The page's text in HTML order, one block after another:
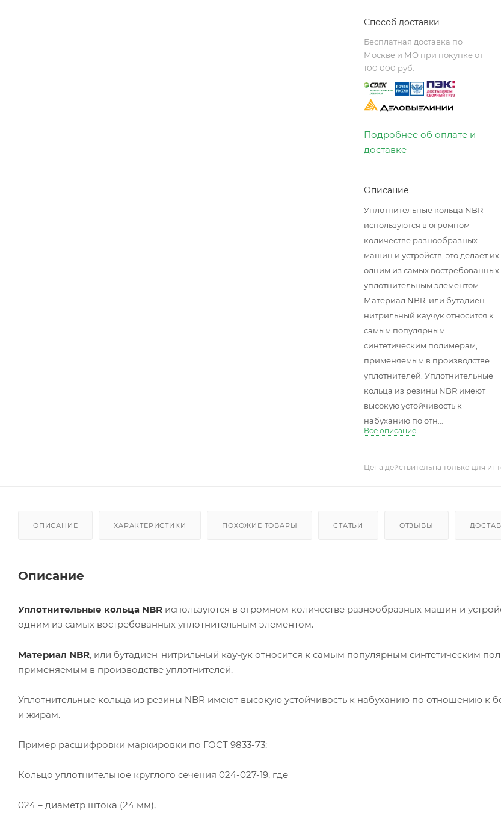
Способ доставки
Бесплатная доставка по
Москве и МО при покупке от
100 000 руб.
Подробнее об оплате и
доставке
Описание
Уплотнительные кольца NBR
используются в огромном
количестве разнообразных
машин и устройств, это делает их
одним из самых востребованных
уплотнительным элементом.
Материал NBR, или бутадиен-
нитрильный каучук относится к
самым популярным
синтетическим полимерам,
применяемым в производстве
уплотнителей. Уплотнительные
кольца из резины NBR имеют
высокую устойчивость к
набуханию по отн...
Всё описание
Цена действительна только для
ОПИСАНИЕ ХАРАКТЕРИСТИКИ ПОХОЖИЕ ТОВАРЫ СТАТЬИ ОТЗЫВЫ
Описание
Уплотнительные кольца NBR используются в огромном количестве разнообразных машин и
одним из самых востребованных уплотнительным элементом.
Материал NBR, или бутадиен-нитрильный каучук относится к самым популярным синтетическим
применяемым в производстве уплотнителей.
Уплотнительные кольца из резины NBR имеют высокую устойчивость к набуханию по отношению к
и жирам.
Пример расшифровки маркировки по ГОСТ 9833-73:
Кольцо уплотнительное круглого сечения 024-027-19, где
024 – диаметр штока (24 мм),